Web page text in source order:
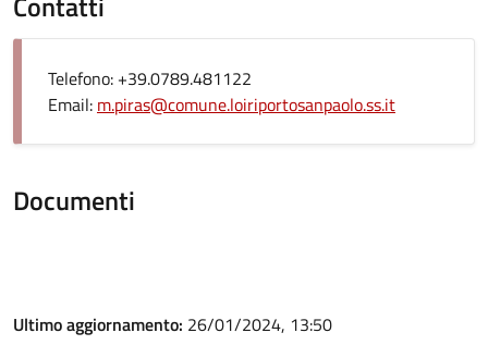
Telefono: +39.0789.481122
Email: m.piras@comune.loiriportosanpaolo.ss.it
Documenti
Ultimo aggiornamento: 26/01/2024, 13:50